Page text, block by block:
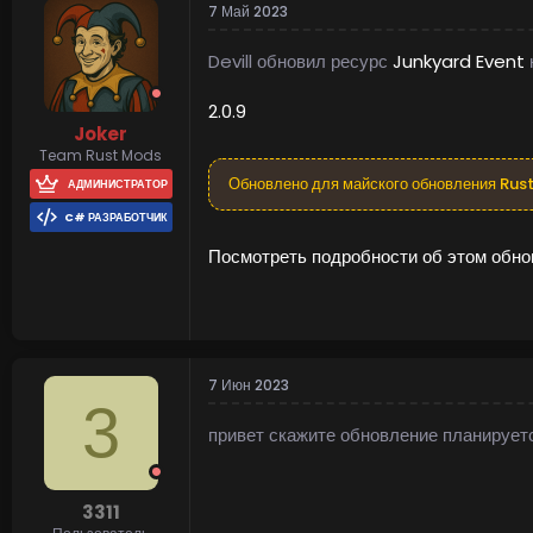
Joker
Team Rust Mods
АДМИНИСТРАТОР
C# РАЗРАБОТЧИК
7 Май 2023
Devill обновил ресурс Junkyard Event
2.0.9
Обновлено для майского обновления Rust
Посмотреть подробности об этом
3
3311
7 Июн 2023
привет скажите обновление